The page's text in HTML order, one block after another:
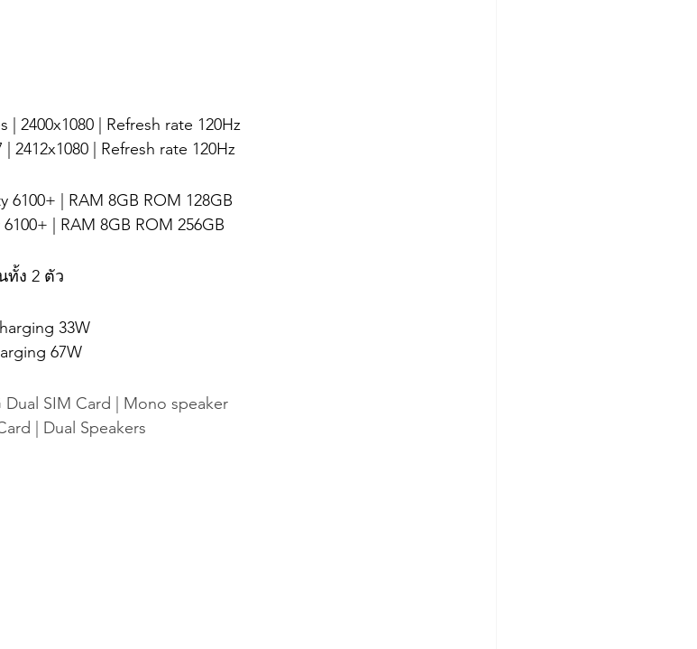
| 2400x1080 | Refresh rate 120Hz
2412x1080 | Refresh rate 120Hz
| RAM 8GB ROM 128GB
| RAM 8GB ROM 256GB
ทั้ง 2 ตัว
33W
67W
Dual SIM Card | Mono speaker
Card | Dual Speakers